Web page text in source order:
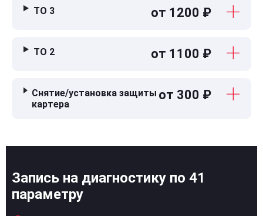
ТО 3 от 1200 ₽
ТО 2 от 1100 ₽
Снятие/установка защиты
картера
от 300 ₽
Запись на диагностику по 41
параметру